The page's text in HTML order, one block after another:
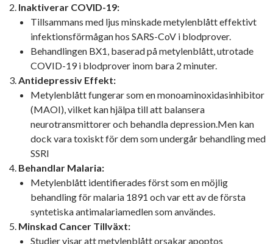
Inaktiverar COVID-19:
Tillsammans med ljus minskade metylenblått effektivt
infektionsförmågan hos SARS-CoV i blodprover.
Behandlingen BX1, baserad på metylenblått, utrotade
COVID-19 i blodprover inom bara 2 minuter.
Antidepressiv Effekt:
Metylenblått fungerar som en monoaminoxidasinhibitor
(MAOI), vilket kan hjälpa till att balansera
neurotransmittorer och behandla depression.Men kan
dock vara toxiskt för dem som undergår behandling med
SSRI
Behandlar Malaria:
Metylenblått identifierades först som en möjlig
behandling för malaria 1891 och var ett av de första
syntetiska antimalariamedlen som användes.
Minskad Cancer Tillväxt:
Studier visar att metylenblått orsakar apoptos